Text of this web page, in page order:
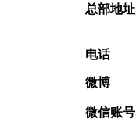
热门城市
深圳市
总部地址
电话
微博
微信账号